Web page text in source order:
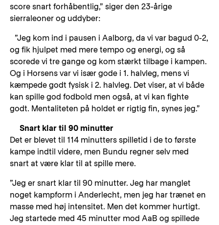
score snart forhåbentlig,” siger den 23-årige
sierraleoner og uddyber:
”Jeg kom ind i pausen i Aalborg, da vi var bagud 0-2,
og fik hjulpet med mere tempo og energi, og så
scorede vi tre gange og kom stærkt tilbage i kampen.
Og i Horsens var vi især gode i 1. halvleg, mens vi
kæmpede godt fysisk i 2. halvleg. Det viser, at vi både
kan spille god fodbold men også, at vi kan fighte
godt. Mentaliteten på holdet er rigtig fin, synes jeg.”
Snart klar til 90 minutter
Det er blevet til 114 minutters spilletid i de to første
kampe indtil videre, men Bundu regner selv med
snart at være klar til at spille mere.
”Jeg er snart klar til 90 minutter. Jeg har manglet
noget kampform i Anderlecht, men jeg har trænet en
masse med høj intensitet. Men det kommer hurtigt.
Jeg startede med 45 minutter mod AaB og spillede